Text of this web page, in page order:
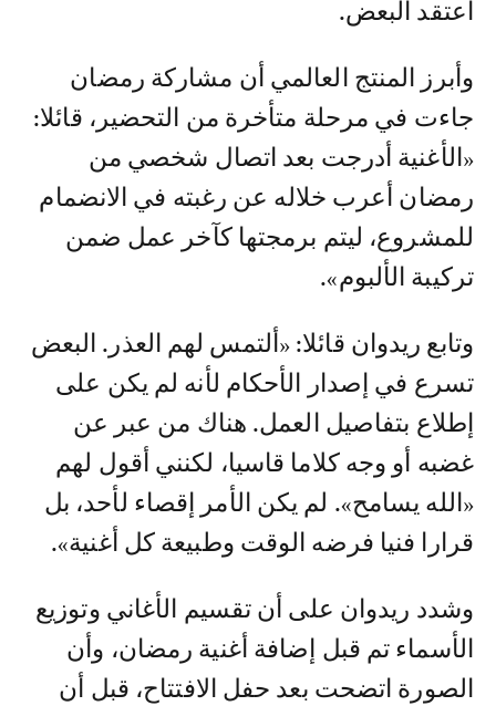
اعتقد البعض.
وأبرز المنتج العالمي أن مشاركة رمضان
جاءت في مرحلة متأخرة من التحضير، قائلا:
«الأغنية أدرجت بعد اتصال شخصي من
رمضان أعرب خلاله عن رغبته في الانضمام
للمشروع، ليتم برمجتها كآخر عمل ضمن
تركيبة الألبوم».
وتابع ريدوان قائلا: «ألتمس لهم العذر. البعض
تسرع في إصدار الأحكام لأنه لم يكن على
إطلاع بتفاصيل العمل. هناك من عبر عن
غضبه أو وجه كلاما قاسيا، لكنني أقول لهم
«الله يسامح». لم يكن الأمر إقصاء لأحد، بل
قرارا فنيا فرضه الوقت وطبيعة كل أغنية».
وشدد ريدوان على أن تقسيم الأغاني وتوزيع
الأسماء تم قبل إضافة أغنية رمضان، وأن
الصورة اتضحت بعد حفل الافتتاح، قبل أن